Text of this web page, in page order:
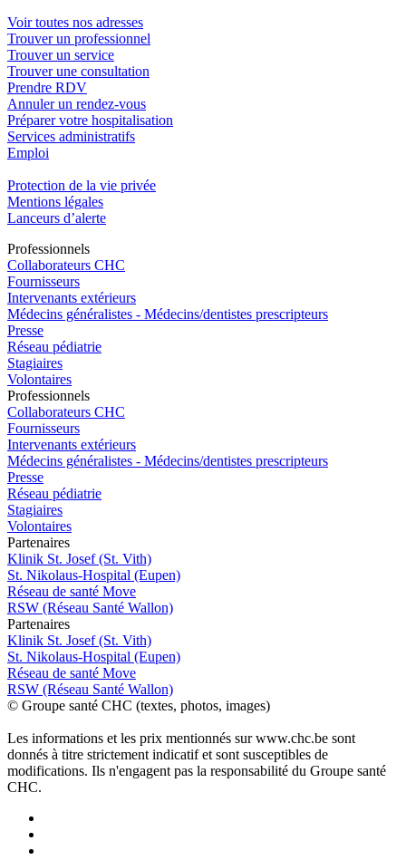
Voir toutes nos adresses
Trouver un professionnel
Trouver un service
Trouver une consultation
Prendre RDV
Annuler un rendez-vous
Préparer votre hospitalisation
Services administratifs
Emploi​
Protection de la vie privée
Mentions légales
Lanceurs d’alerte
Professionnels
Collaborateurs CHC
Fournisseurs
Intervenants extérieurs
Médecins généralistes - Médecins/dentistes prescripteurs
Presse
Réseau pédiatrie
Stagiaires
Volontaires
Professionnels
Collaborateurs CHC
Fournisseurs
Intervenants extérieurs
Médecins généralistes - Médecins/dentistes prescripteurs
Presse
Réseau pédiatrie
Stagiaires
Volontaires
Partenaires
Klinik St. Josef (St. Vith)
St. Nikolaus-Hospital (Eupen)
Réseau de santé Move
RSW (Réseau Santé Wallon)
Partenaires
Klinik St. Josef (St. Vith)
St. Nikolaus-Hospital (Eupen)
Réseau de santé Move
RSW (Réseau Santé Wallon)
© Groupe santé CHC (textes, photos, images)
Les informations et les prix mentionnés sur www.chc.be sont
donnés à titre strictement indicatif et sont susceptibles de
modifications. Ils n'engagent pas la responsabilité du Groupe santé
CHC.